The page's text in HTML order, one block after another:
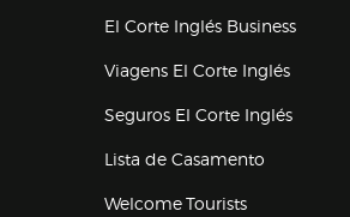
nueva ventana)
El Corte Inglés Business
Viagens El Corte Inglés(abre
Seguros El Corte Inglés(abre
Lista de Casamento
Welcome Tourists